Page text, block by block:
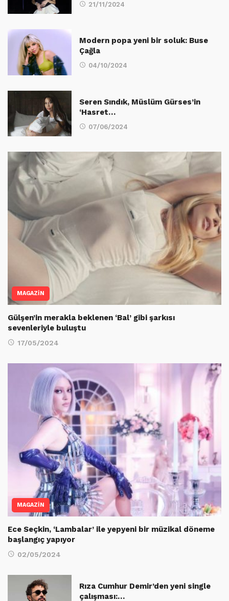
21/11/2024
Modern popa yeni bir soluk: Buse
Çağla
04/10/2024
Seren Sındık, Müslüm Gürses’in
‘Hasret…
07/06/2024
MAGAZİN
Gülşen’in merakla beklenen ‘Bal’ gibi şarkısı
sevenleriyle buluştu
17/05/2024
MAGAZİN
Ece Seçkin, ‘Lambalar’ ile yepyeni bir müzikal döneme
başlangıç yapıyor
02/05/2024
Rıza Cumhur Demir’den yeni single
çalışması:…